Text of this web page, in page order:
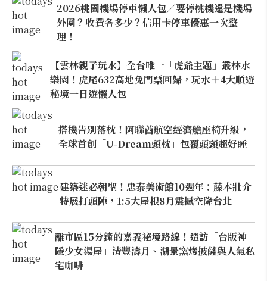
2026桃園機場停車懶人包／要停桃機還是機場
外圍？收費各多少？信用卡停車優惠一次整
理！
【雲林親子玩水】全台唯一「虎爺主題」叢林水
樂園！虎尾632高地免門票回歸，玩水＋4大順遊
秘境一日遊懶人包
搭機告別落枕！阿聯酋航空經濟艙座椅升級，
全球首創「U-Dream頭枕」包覆頭頸超好睡
建築迷必朝聖！忠泰美術館10週年：藤本壯介
特展打頭陣，1:5大屋根8月震撼空降台北
離市區15分鐘的嘉義祕境路線！造訪「台版神
隱少女湯屋」清豐濤月、湖景窯烤披薩與人氣私
宅咖啡